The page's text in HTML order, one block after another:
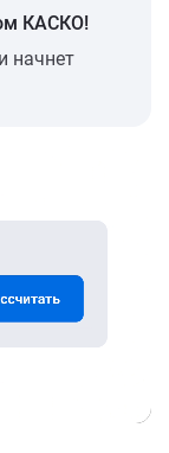
КАСКО!
начнет